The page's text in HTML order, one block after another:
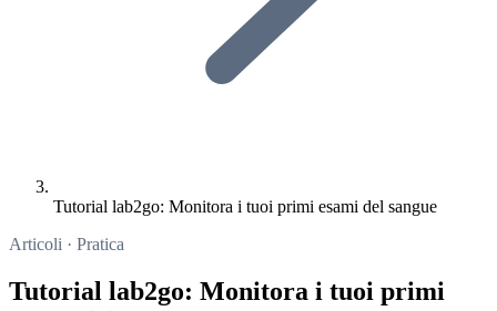
Tutorial lab2go: Monitora i tuoi primi esami del sangue
Articoli · Pratica
Tutorial lab2go: Monitora i tuoi primi